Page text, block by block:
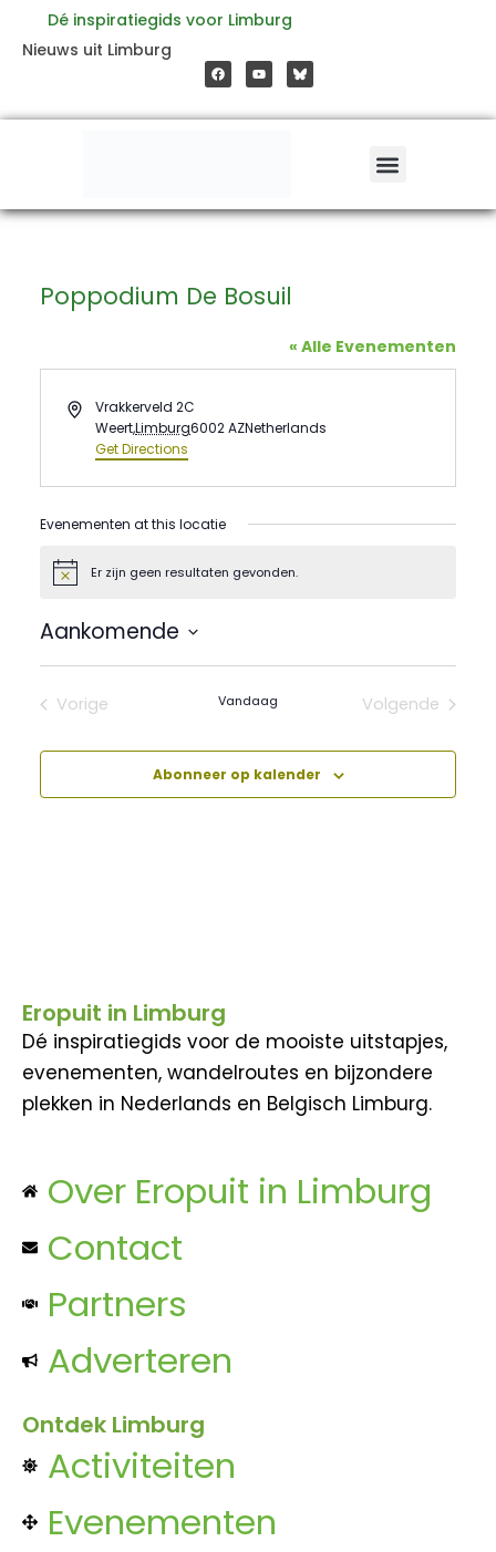
inhoud
Dé inspiratiegids voor Limburg
Nieuws uit Limburg
a
c
e
o
o
o
u
t
b
e
Poppodium De Bosuil
« Alle Evenementen
AddressVrakkerveld 2C
Weert,Limburg6002 AZNetherlands
Get Directions
Evenementen at this locatie
BerichtEr zijn geen resultaten gevonden.
Aankomende
datum.
Vorige
Vandaag
Volgende
Abonneer op kalender
Eropuit in Limburg
Dé inspiratiegids voor de mooiste uitstapjes,
evenementen, wandelroutes en bijzondere
plekken in Nederlands en Belgisch Limburg.
Over Eropuit in Limburg
Contact
Partners
Adverteren
Ontdek Limburg
Activiteiten
Evenementen